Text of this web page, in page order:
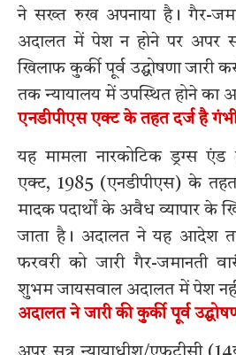
ने सख्त रुख अपनाया है। गैर-
अदालत में पेश न होने पर अपर
खिलाफ कुर्की पूर्व उद्घोषणा
तक न्यायालय में उपस्थित होने का
एनडीपीएस एक्ट के तहत दर्ज है
यह मामला नारकोटिक ड्रग्स एंड
एक्ट, 1985 (एनडीपीएस) के तहत
मादक पदार्थों के अवैध व्यापार के
जाता है। अदालत ने यह आदेश
फरवरी को जारी गैर-जमानती
शुभम जायसवाल अदालत में पेश
अदालत ने जारी की कुर्की पूर्व